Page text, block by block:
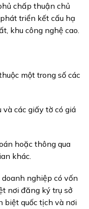
chấp thuận chủ
triển kết cấu hạ
khu công nghệ cao.
một trong số các
và các giấy tờ có giá
hoặc thông qua
khác.
nghiệp có vốn
nơi đăng ký trụ sở
biệt quốc tịch và nơi